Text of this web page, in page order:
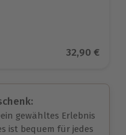
1 BewertungenAktueller
32,90 €
gewähltes Erlebnis
ist bequem für jedes